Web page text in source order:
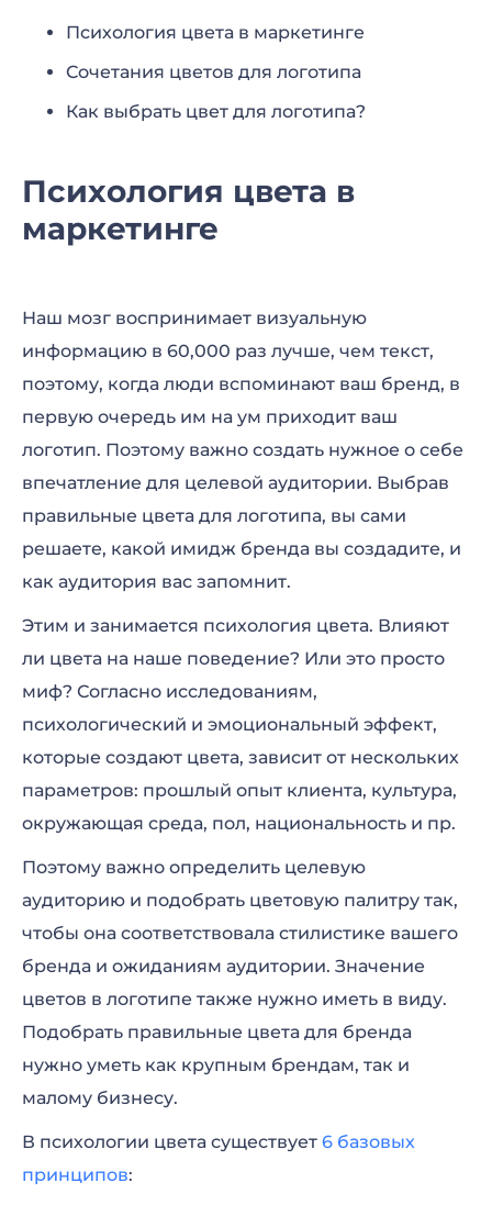
Психология цвета в маркетинге
Сочетания цветов для логотипа
Как выбрать цвет для логотипа?
Психология цвета в
маркетинге
Наш мозг воспринимает визуальную
информацию в 60,000 раз лучше, чем текст,
поэтому, когда люди вспоминают ваш бренд, в
первую очередь им на ум приходит ваш
логотип. Поэтому важно создать нужное о себе
впечатление для целевой аудитории. Выбрав
правильные цвета для логотипа, вы сами
решаете, какой имидж бренда вы создадите, и
как аудитория вас запомнит.
Этим и занимается психология цвета. Влияют
ли цвета на наше поведение? Или это просто
миф? Согласно исследованиям,
психологический и эмоциональный эффект,
которые создают цвета, зависит от нескольких
параметров: прошлый опыт клиента, культура,
окружающая среда, пол, национальность и пр.
Поэтому важно определить целевую
аудиторию и подобрать цветовую палитру так,
чтобы она соответствовала стилистике вашего
бренда и ожиданиям аудитории. Значение
цветов в логотипе также нужно иметь в виду.
Подобрать правильные цвета для бренда
нужно уметь как крупным брендам, так и
малому бизнесу.
В психологии цвета существует 6 базовых
принципов: